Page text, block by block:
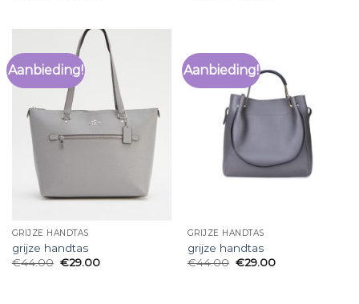
Aanbieding!
GRIJZE HANDTAS
grijze handtas
€44.00 €29.00
Aanbieding!
GRIJZE HANDTAS
grijze handtas
€44.00 €29.00